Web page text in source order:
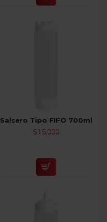
Salsero Tipo FIFO 700ml
$15,000